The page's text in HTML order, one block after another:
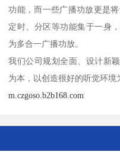
功能，而一些广播功放更是
定时、分区等功能集于一身
为多合一广播功放。
我们公司规划全面、设计新
为本，以创造很好的听觉环境
m.czgoso.b2b168.com